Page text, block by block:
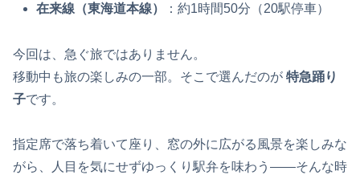
在来線（東海道本線）
：約1時間50分（20駅停車）
今回は、急ぐ旅ではありません。
移動中も旅の楽しみの一部。そこで選んだのが 特急踊り
子です。
指定席で落ち着いて座り、窓の外に広がる風景を楽しみな
がら、人目を気にせずゆっくり駅弁を味わう――そんな時